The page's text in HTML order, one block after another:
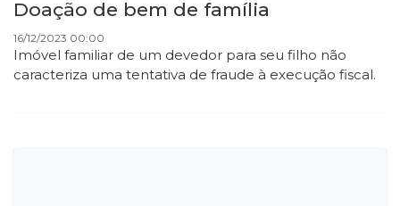
Doação de bem de família
16/12/2023 00:00
Imóvel familiar de um devedor para seu filho não
caracteriza uma tentativa de fraude à execução fiscal.